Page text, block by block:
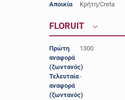
Αποικία
Κρήτη/Creta
FLORUIT
Πρώτη
αναφορά
(ζωντανός)
1300
Τελευταία
αναφορά
(ζωντανός)
-